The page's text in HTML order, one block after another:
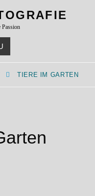
TIERE IM GARTEN